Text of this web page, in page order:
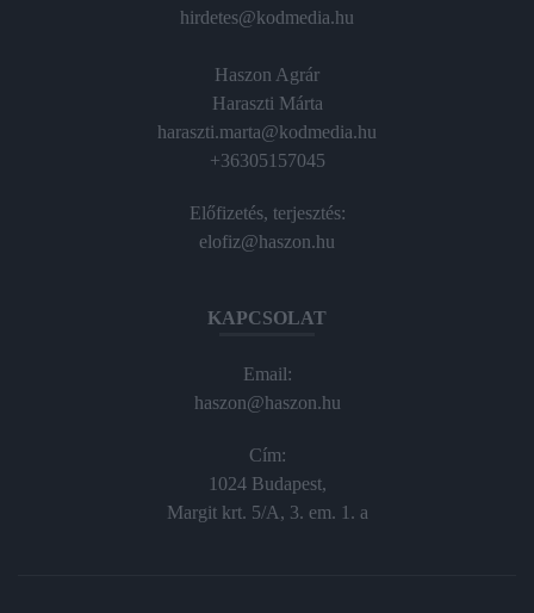
hirdetes@kodmedia.hu
Haszon Agrár
Haraszti Márta
haraszti.marta@kodmedia.hu
+36305157045
Előfizetés, terjesztés:
elofiz@haszon.hu
KAPCSOLAT
Email:
haszon@haszon.hu
Cím:
1024 Budapest,
Margit krt. 5/A, 3. em. 1. a